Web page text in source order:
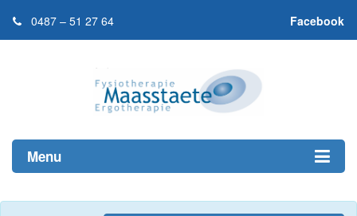
0487 – 51 27 64 Facebook
Menu